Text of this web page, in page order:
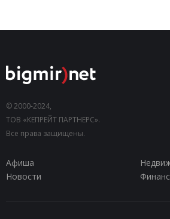
© 2000-2024,
ТОВ «КЕПРЕЙТ ПАРТНЕРС».
Все права защищены.
Афиша
Новости